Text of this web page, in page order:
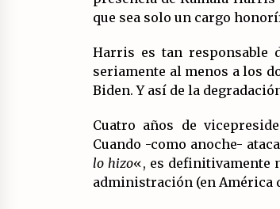
que sea solo un cargo
Harris es tan responsable
seriamente al menos a los
Biden. Y así de la
Cuatro años de
Cuando -como anoche-
lo hizo«, es definitivamente
administración (en América